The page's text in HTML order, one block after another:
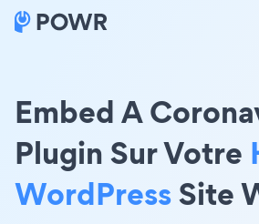
Embed A
Plugin Sur Votre
WordPressSite